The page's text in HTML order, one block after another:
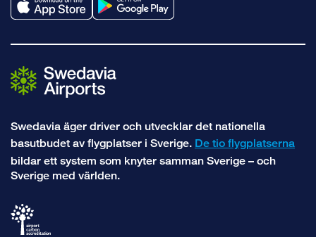
Swedavia äger driver och utvecklar det nationella
basutbudet av flygplatser i Sverige. De tio flygplatserna
bildar ett system som knyter samman Sverige – och
Sverige med världen.